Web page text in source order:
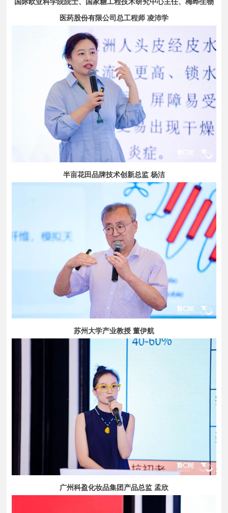
医药股份有限公司总工程师 凌沛学
半亩花田品牌技术创新总监 杨洁
苏州大学产业教授 董伊航
广州科盈化妆品集团产品总监 孟欣